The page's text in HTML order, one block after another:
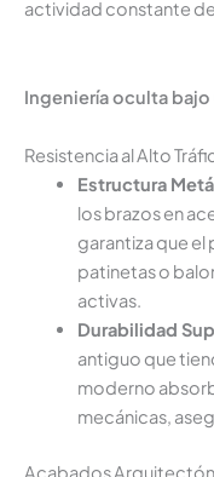
actividad constante
Ingeniería oculta
Resistencia al Alto
Estructura
los brazos en
garantiza que
patinetas o
activas.
Durabilidad
antiguo que
moderno
mecánicas,
Acabados